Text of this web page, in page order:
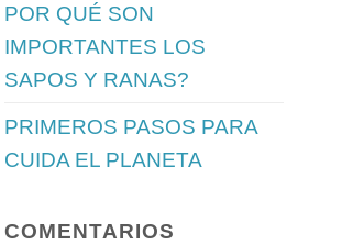
POR QUÉ SON
IMPORTANTES LOS
SAPOS Y RANAS?
PRIMEROS PASOS PARA
CUIDA EL PLANETA
COMENTARIOS